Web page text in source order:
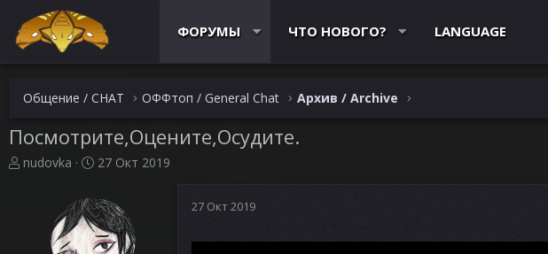
ФОРУМЫ ЧТО НОВОГО? LANGUAGE
Общение / CHAT ОФФтоп / General Chat Архив / Archive
Посмотрите,Оцените,Осудите.
А
nudovka
Д
т
а
н
а
27 Окт 2019
27 Окт 2019